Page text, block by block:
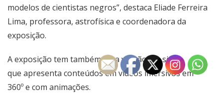
modelos de cientistas negros”, destaca Eliade Ferreira
Lima, professora, astrofísica e coordenadora da
exposição.
A exposição tem também uma versão emsite,
que apresenta conteúdos em vídeos imersivos em
360º e com animações.